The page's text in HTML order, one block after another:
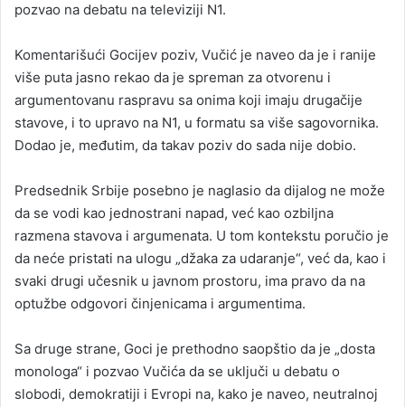
pozvao na debatu na televiziji N1.
Komentarišući Gocijev poziv, Vučić je naveo da je i ranije
više puta jasno rekao da je spreman za otvorenu i
argumentovanu raspravu sa onima koji imaju drugačije
stavove, i to upravo na N1, u formatu sa više sagovornika.
Dodao je, međutim, da takav poziv do sada nije dobio.
Predsednik Srbije posebno je naglasio da dijalog ne može
da se vodi kao jednostrani napad, već kao ozbiljna
razmena stavova i argumenata. U tom kontekstu poručio je
da neće pristati na ulogu „džaka za udaranje“, već da, kao i
svaki drugi učesnik u javnom prostoru, ima pravo da na
optužbe odgovori činjenicama i argumentima.
Sa druge strane, Goci je prethodno saopštio da je „dosta
monologa“ i pozvao Vučića da se uključi u debatu o
slobodi, demokratiji i Evropi na, kako je naveo, neutralnoj